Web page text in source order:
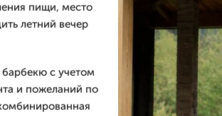
пищи, место
летний вечер
с учетом
и пожеланий по